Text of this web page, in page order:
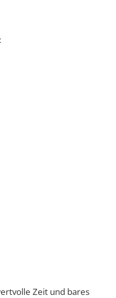
Zeit und bares